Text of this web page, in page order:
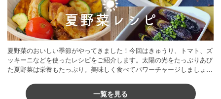
夏野菜のおいしい季節がやってきました！今回はきゅうり、トマト、ズ
ッキーニなどを使ったレシピをご紹介します。太陽の光をたっぷりあび
た夏野菜は栄養もたっぷり。美味しく食べてパワーチャージしましょう
一覧を見る